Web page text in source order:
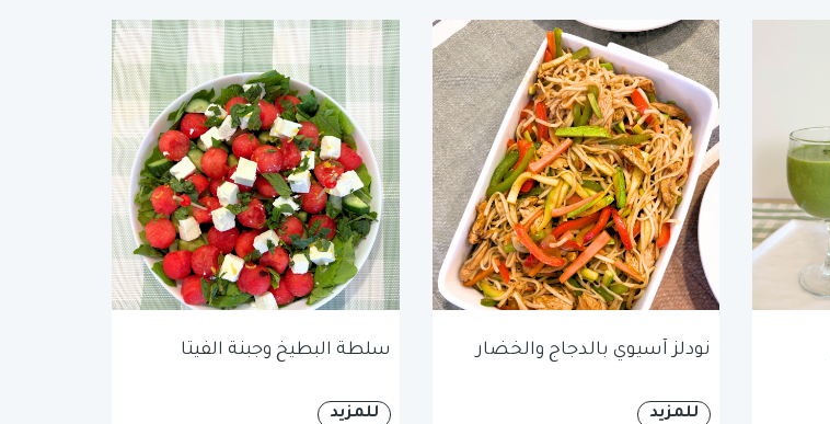
نودلز آسيوي بالدجاج والخضار
للمزيد
سلطة البطيخ وجبنة الفيتا
للمزيد